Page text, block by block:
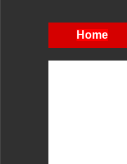
Home